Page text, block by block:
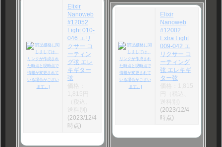
Elixir
Nanoweb
#12052
Light 010-
046 エリ
クサー コ
ーティン
グ弦 エレ
キギター
弦
価格：
1,815円
（税込、
(2023/12/4
時点)
Elixir
Nanoweb
#12002
Extra Light
009-042 エ
リクサー コ
ーティング
弦 エレキギ
ター弦
価格：1,815
円（税込、
(2023/12/4
時点)